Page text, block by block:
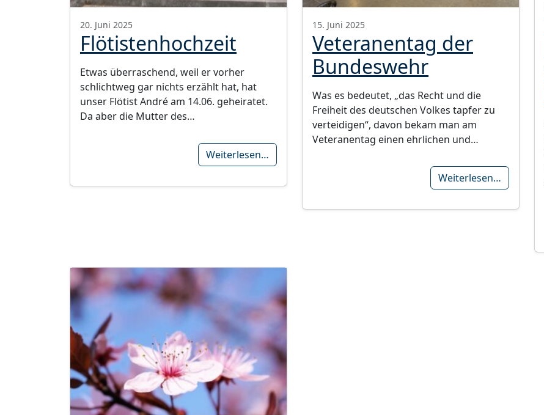
20. Juni 2025
Flötistenhochzeit
Etwas überraschend, weil er vorher
schlichtweg gar nichts erzählt hat, hat
unser Flötist André am 14.06. geheiratet.
Da aber die Mutter des…
Weiterlesen…
15. Juni 2025
Veteranentag der
Bundeswehr
Was es bedeutet, „das Recht und die
Freiheit des deutschen Volkes tapfer zu
verteidigen“, davon bekam man am
Veteranentag einen ehrlichen und…
Weiterlesen…